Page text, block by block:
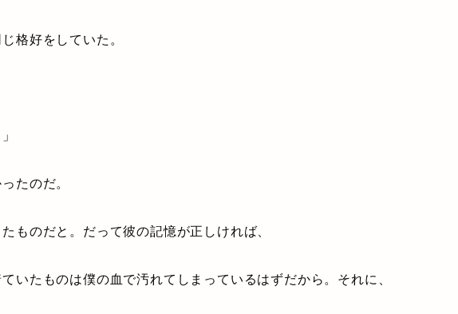
格好をしていた。
たのだ。
ものだと。だって彼の記憶が正しければ、
いたものは僕の血で汚れてしまっているはずだから。それに、